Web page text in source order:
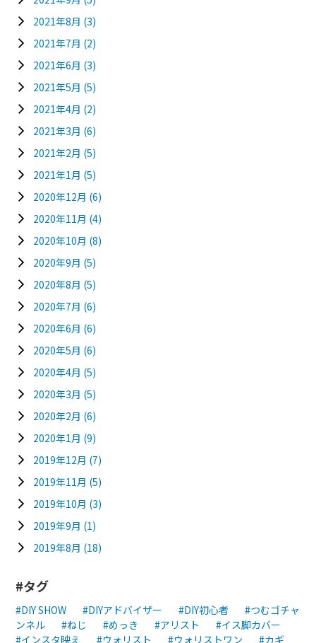
2021年8月 (3)
2021年7月 (2)
2021年6月 (3)
2021年5月 (5)
2021年4月 (2)
2021年3月 (6)
2021年2月 (5)
2021年1月 (5)
2020年12月 (6)
2020年11月 (4)
2020年10月 (8)
2020年9月 (5)
2020年8月 (5)
2020年7月 (6)
2020年6月 (6)
2020年5月 (6)
2020年4月 (5)
2020年3月 (5)
2020年2月 (6)
2020年1月 (9)
2019年12月 (7)
2019年11月 (5)
2019年10月 (3)
2019年9月 (1)
2019年8月 (18)
タグ
DIY SHOW DIYアドバイザー DIY初心者
つむゴチャ
ンネル
ねじ めっき アリスト
イス脚カバー
インスタ映え
ウォリスト ウォリストワン
カギ